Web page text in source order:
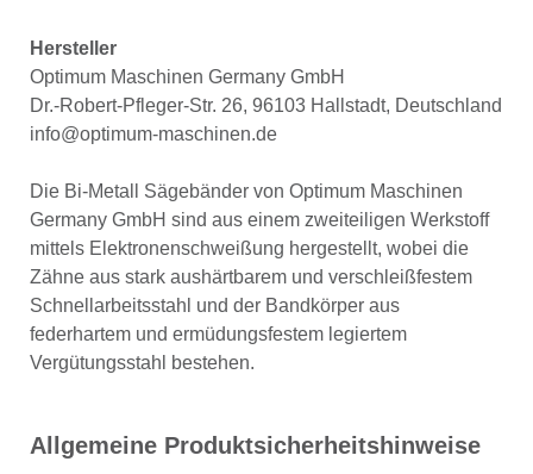
Hersteller
Optimum Maschinen Germany GmbH
Dr.-Robert-Pfleger-Str. 26, 96103 Hallstadt, Deutschland
info@optimum-maschinen.de
Die Bi-Metall Sägebänder von Optimum Maschinen
Germany GmbH sind aus einem zweiteiligen Werkstoff
mittels Elektronenschweißung hergestellt, wobei die
Zähne aus stark aushärtbarem und verschleißfestem
Schnellarbeitsstahl und der Bandkörper aus
federhartem und ermüdungsfestem legiertem
Vergütungsstahl bestehen.
Allgemeine Produktsicherheitshinweise